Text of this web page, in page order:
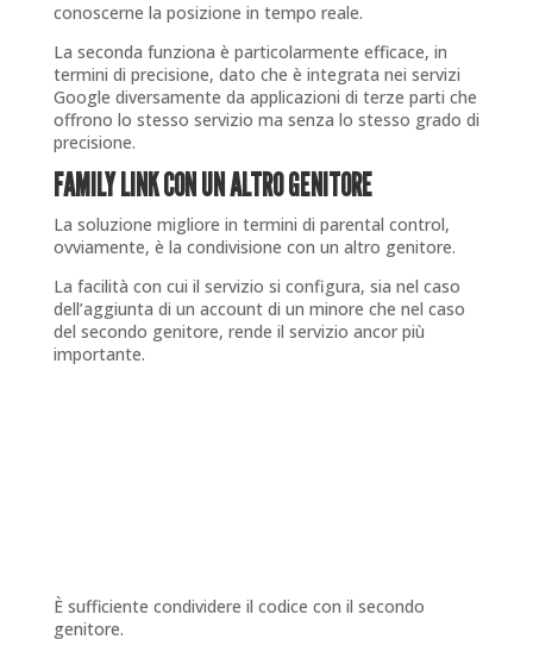
conoscerne la posizione in tempo reale.
La seconda funziona è particolarmente efficace, in
termini di precisione, dato che è integrata nei servizi
Google diversamente da applicazioni di terze parti che
offrono lo stesso servizio ma senza lo stesso grado di
precisione.
FAMILY LINK CON UN ALTRO GENITORE
La soluzione migliore in termini di parental control,
ovviamente, è la condivisione con un altro genitore.
La facilità con cui il servizio si configura, sia nel caso
dell’aggiunta di un account di un minore che nel caso
del secondo genitore, rende il servizio ancor più
importante.
È sufficiente condividere il codice con il secondo
genitore.